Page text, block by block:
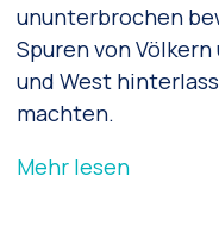
ununterbrochen
Spuren von
und West
machten.
Mehr lesen